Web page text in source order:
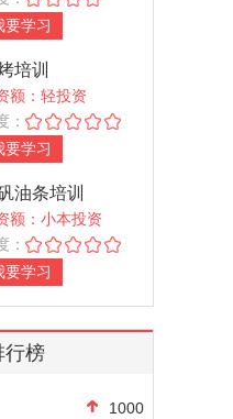
要学习
培训
额：轻投资
：
要学习
油条培训
额：小本投资
：
要学习
行榜
1000